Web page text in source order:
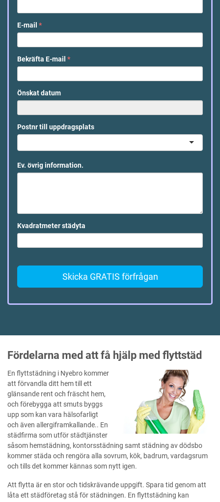
E-mail *
Bekräfta E-mail *
Önskat datum
Postnr till uppdragsplats
Ev. övrig information.
Kvadratmeter städyta
Skicka GRATIS förfrågan
Fördelarna med att få hjälp med flyttstäd
En flyttstädning i Nyebro kommer
att förvandla ditt hem till ett
glänsande rent och fräscht hem,
och förebygga att smuts byggs
upp som kan vara hälsofarligt
och även allergiframkallande.. En
städfirma som utför städtjänster
såsom hemstädning, kontorsstädning samt städning av dödsbo
kommer städa och rengöra alla sovrum, kök, badrum, vardagsrum
och tills det kommer kännas som nytt igen.
Att flytta är en stor och tidskrävande uppgift. Spara tid genom att
låta ett städföretag stå för städningen. En flyttstädning kan